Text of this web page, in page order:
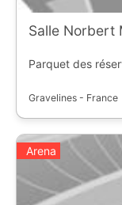
Salle Norbert
Parquet des
Gravelines - France
Arena